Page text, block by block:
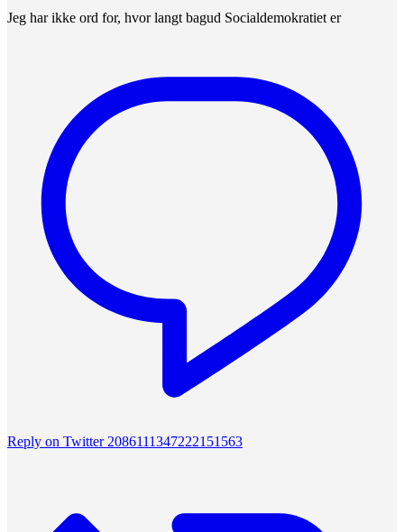
Jeg har ikke ord for, hvor langt bagud Socialdemokratiet er
Reply on Twitter 2086111347222151563